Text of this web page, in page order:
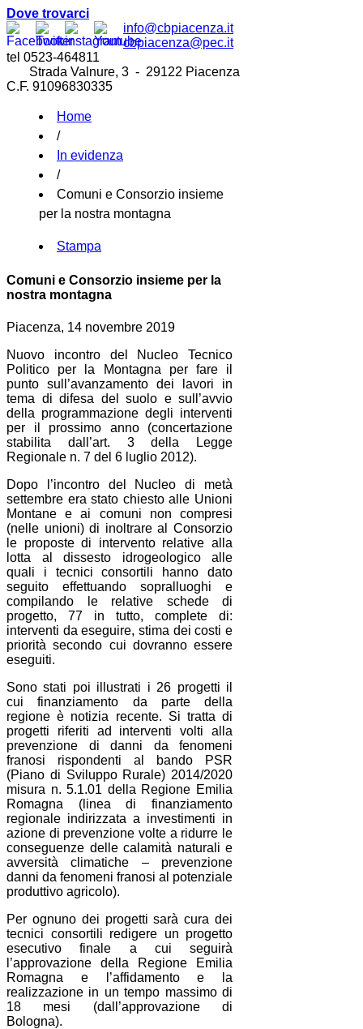
Dove trovarci
info@cbpiacenza.it
cbpiacenza@pec.it
tel 0523-464811
Strada Valnure, 3 - 29122 Piacenza
C.F. 91096830335
Home
/
In evidenza
/
Comuni e Consorzio insieme
per la nostra montagna
Stampa
Comuni e Consorzio insieme per la
nostra montagna
Piacenza, 14 novembre 2019
Nuovo incontro del Nucleo Tecnico
Politico per la Montagna per fare il
punto sull’avanzamento dei lavori in
tema di difesa del suolo e sull’avvio
della programmazione degli interventi
per il prossimo anno (concertazione
stabilita dall’art. 3 della Legge
Regionale n. 7 del 6 luglio 2012).
Dopo l’incontro del Nucleo di metà
settembre era stato chiesto alle Unioni
Montane e ai comuni non compresi
(nelle unioni) di inoltrare al Consorzio
le proposte di intervento relative alla
lotta al dissesto idrogeologico alle
quali i tecnici consortili hanno dato
seguito effettuando sopralluoghi e
compilando le relative schede di
progetto, 77 in tutto, complete di:
interventi da eseguire, stima dei costi e
priorità secondo cui dovranno essere
eseguiti.
Sono stati poi illustrati i 26 progetti il
cui finanziamento da parte della
regione è notizia recente. Si tratta di
progetti riferiti ad interventi volti alla
prevenzione di danni da fenomeni
franosi rispondenti al bando PSR
(Piano di Sviluppo Rurale) 2014/2020
misura n. 5.1.01 della Regione Emilia
Romagna (linea di finanziamento
regionale indirizzata a investimenti in
azione di prevenzione volte a ridurre le
conseguenze delle calamità naturali e
avversità climatiche – prevenzione
danni da fenomeni franosi al potenziale
produttivo agricolo).
Per ognuno dei progetti sarà cura dei
tecnici consortili redigere un progetto
esecutivo finale a cui seguirà
l’approvazione della Regione Emilia
Romagna e l’affidamento e la
realizzazione in un tempo massimo di
18 mesi (dall’approvazione di
Bologna).